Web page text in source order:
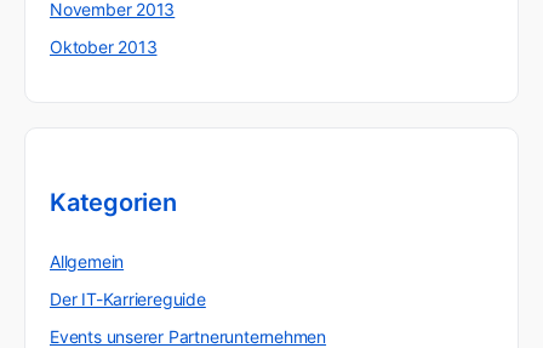
November 2013
Oktober 2013
Kategorien
Allgemein
Der IT-Karriereguide
Events unserer Partnerunternehmen